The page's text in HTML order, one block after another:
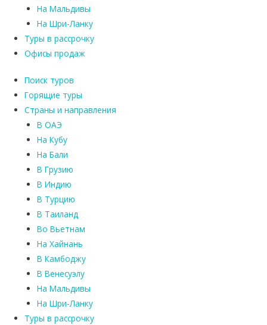
На Мальдивы
На Шри-Ланку
Туры в рассрочку
Офисы продаж
Поиск туров
Горящие туры
Страны и направления
В ОАЭ
На Кубу
На Бали
В Грузию
В Индию
В Турцию
В Таиланд
Во Вьетнам
На Хайнань
В Камбоджу
В Венесуэлу
На Мальдивы
На Шри-Ланку
Туры в рассрочку